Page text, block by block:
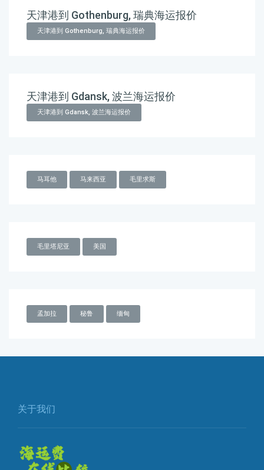
天津港到 Gothenburg, 瑞典海运报价
天津港到 Gothenburg, 瑞典海运报价
天津港到 Gdansk, 波兰海运报价
天津港到 Gdansk, 波兰海运报价
马耳他 马来西亚 毛里求斯
毛里塔尼亚 美国
孟加拉 秘鲁 缅甸
关于我们